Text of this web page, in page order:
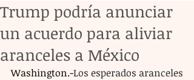
Trump podría anunciar
un acuerdo para aliviar
aranceles a México
Washington.-Los esperados aranceles